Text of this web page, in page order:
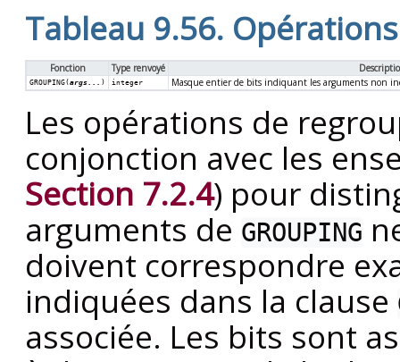
Tableau 9.56.
Fonction Type renvoyé
GROUPING(args... ) integer Masque entier de bits indiquant les arguments non
Les opérations de
conjonction avec les
Section 7.2.4) pour
arguments de GROUPING
doivent correspondre
indiquées dans la clause
associée. Les bits sont